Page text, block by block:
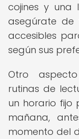
cojines y una
asegúrate de
accesibles
según sus
Otro
rutinas de
un horario fijo
mañana,
momento del